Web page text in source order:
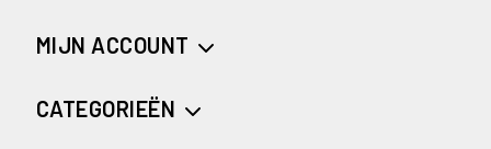
MIJN ACCOUNT
CATEGORIEËN